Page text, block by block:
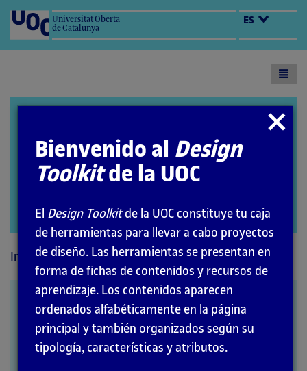
Universitat Oberta
de Catalunya
ES
Abrir
modal
Inicio Métodos
Perfil de usuario
MÉTODOS
Cerrar
modal
Bienvenido al Design
Toolkitde la UOC
El Design Toolkitde la UOC constituye tu caja
de herramientas para llevar a cabo proyectos
de diseño. Las herramientas se presentan en
forma de fichas de contenidos y recursos de
aprendizaje. Los contenidos aparecen
ordenados alfabéticamente en la página
principal y también organizados según su
tipología, características y atributos.